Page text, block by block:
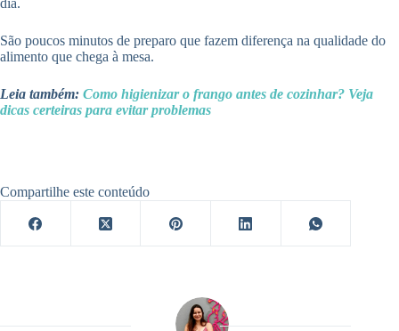
dia.
São poucos minutos de preparo que fazem diferença na qualidade do
alimento que chega à mesa.
Leia também: Como higienizar o frango antes de cozinhar? Veja
dicas certeiras para evitar problemas
Compartilhe este conteúdo